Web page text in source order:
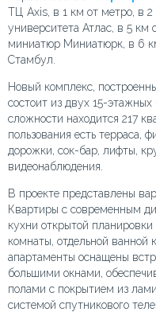
ТЦ Axis, в 1 км от метро, в
университета Атлас, в 5
миниатюр Миниатюрк, в 6
Стамбул.
Новый комплекс,
состоит из двух 15-
сложности находится 217
пользования есть терраса,
дорожки, сок-бар, лифты,
видеонаблюдения.
В проекте представлены
Квартиры с современным
кухни открытой
комнаты, отдельной ванной
апартаменты оснащены
большими окнами,
полами с покрытием из
системой спутникового